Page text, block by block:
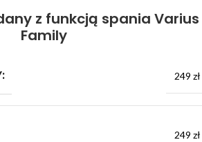
z funkcją spania Varius
Family
249 zł
249 zł